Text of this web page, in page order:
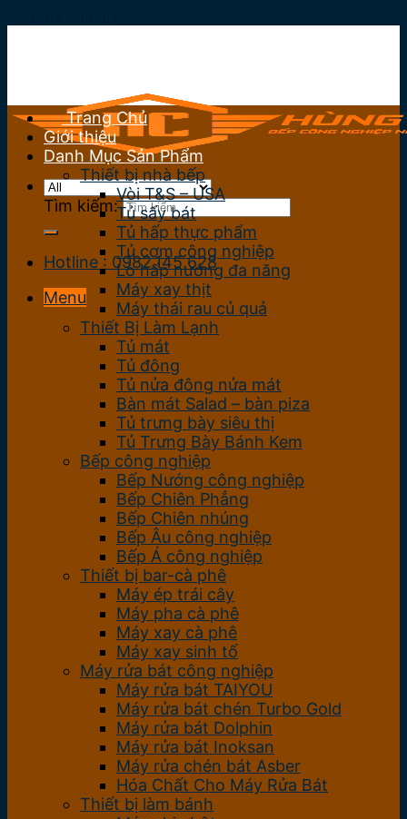
Tìm kiếm:
Hotline : 0982.145.628
Menu
Trang Chủ
Giới thiệu
Danh Mục Sản Phẩm
Thiết bị nhà bếp
Vòi T&S – USA
Tủ sấy bát
Tủ hấp thực phẩm
Tủ cơm công nghiệp
Lò hấp nướng đa năng
Máy xay thịt
Máy thái rau củ quả
Thiết Bị Làm Lạnh
Tủ mát
Tủ đông
Tủ nửa đông nửa mát
Bàn mát Salad – bàn piza
Tủ trưng bày siêu thị
Tủ Trưng Bày Bánh Kem
Bếp công nghiệp
Bếp Nướng công nghiệp
Bếp Chiên Phẳng
Bếp Chiên nhúng
Bếp Âu công nghiệp
Bếp Á công nghiệp
Thiết bị bar-cà phê
Máy ép trái cây
Máy pha cà phê
Máy xay cà phê
Máy xay sinh tố
Máy rửa bát công nghiệp
Máy rửa bát TAIYOU
Máy rửa bát chén Turbo Gold
Máy rửa bát Dolphin
Máy rửa bát Inoksan
Máy rửa chén bát Asber
Hóa Chất Cho Máy Rửa Bát
Thiết bị làm bánh